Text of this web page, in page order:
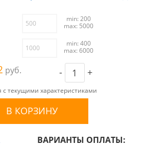
min: 200
max: 5000
min: 400
max: 6000
руб. - +
с текущими характеристиками
ВАРИАНТЫ ОПЛАТЫ: